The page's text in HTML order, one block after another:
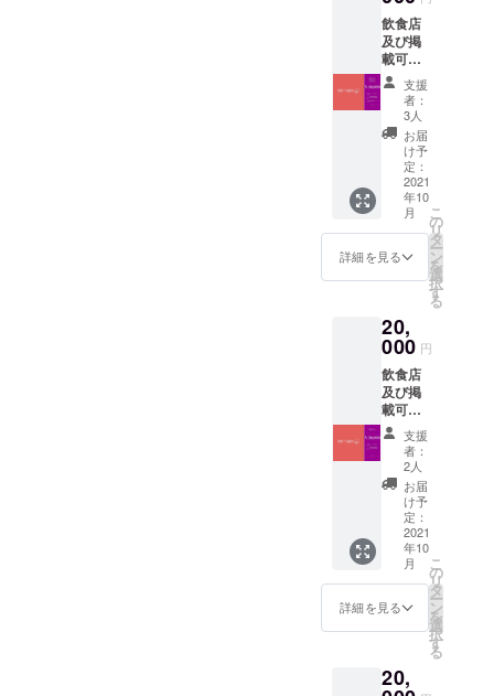
実施し
ます！
プレリ
リース
期間よ
りアプ
リを使
用して
いただ
けま
す、ま
たその
期間に
おいて
特定の
SNS割
引が使
えま
す。
飲食店
及び掲
載可能
事業経
営者限
定で
す。 ※
２５名
様限定
リター
ンにな
りま
す。 ア
プリ掲
載料無
料期間
ビスが
続く限
り提供
しま
す。 ま
た最後
に感謝
メール
を送ら
せてい
ただき
ます。
支援
者：
3人
お届
け予
定：
2021
年10
月
詳細を見る
こ
の
リ
タ
ー
ン
を
選
択
す
る
20,
000 円
飲食店
及び掲
載可能
事業経
営者限
定で
す。 ア
プリ掲
載料無
料期間
をサー
ビスが
続く限
り提供
しま
す。 ま
に感謝
メール
支援
者：
2人
お届
け予
定：
2021
年10
月
詳細を見る
こ
の
リ
タ
ー
ン
を
選
択
す
る
20,